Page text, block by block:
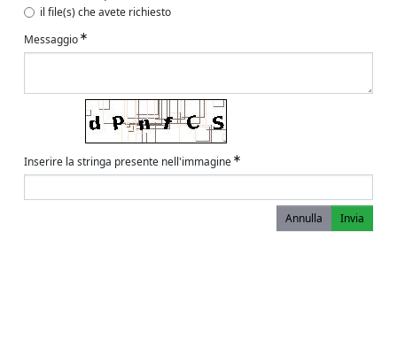
il file(s) che avete richiesto
Messaggio
Inserire la stringa presente nell'immagine
Annulla Invia